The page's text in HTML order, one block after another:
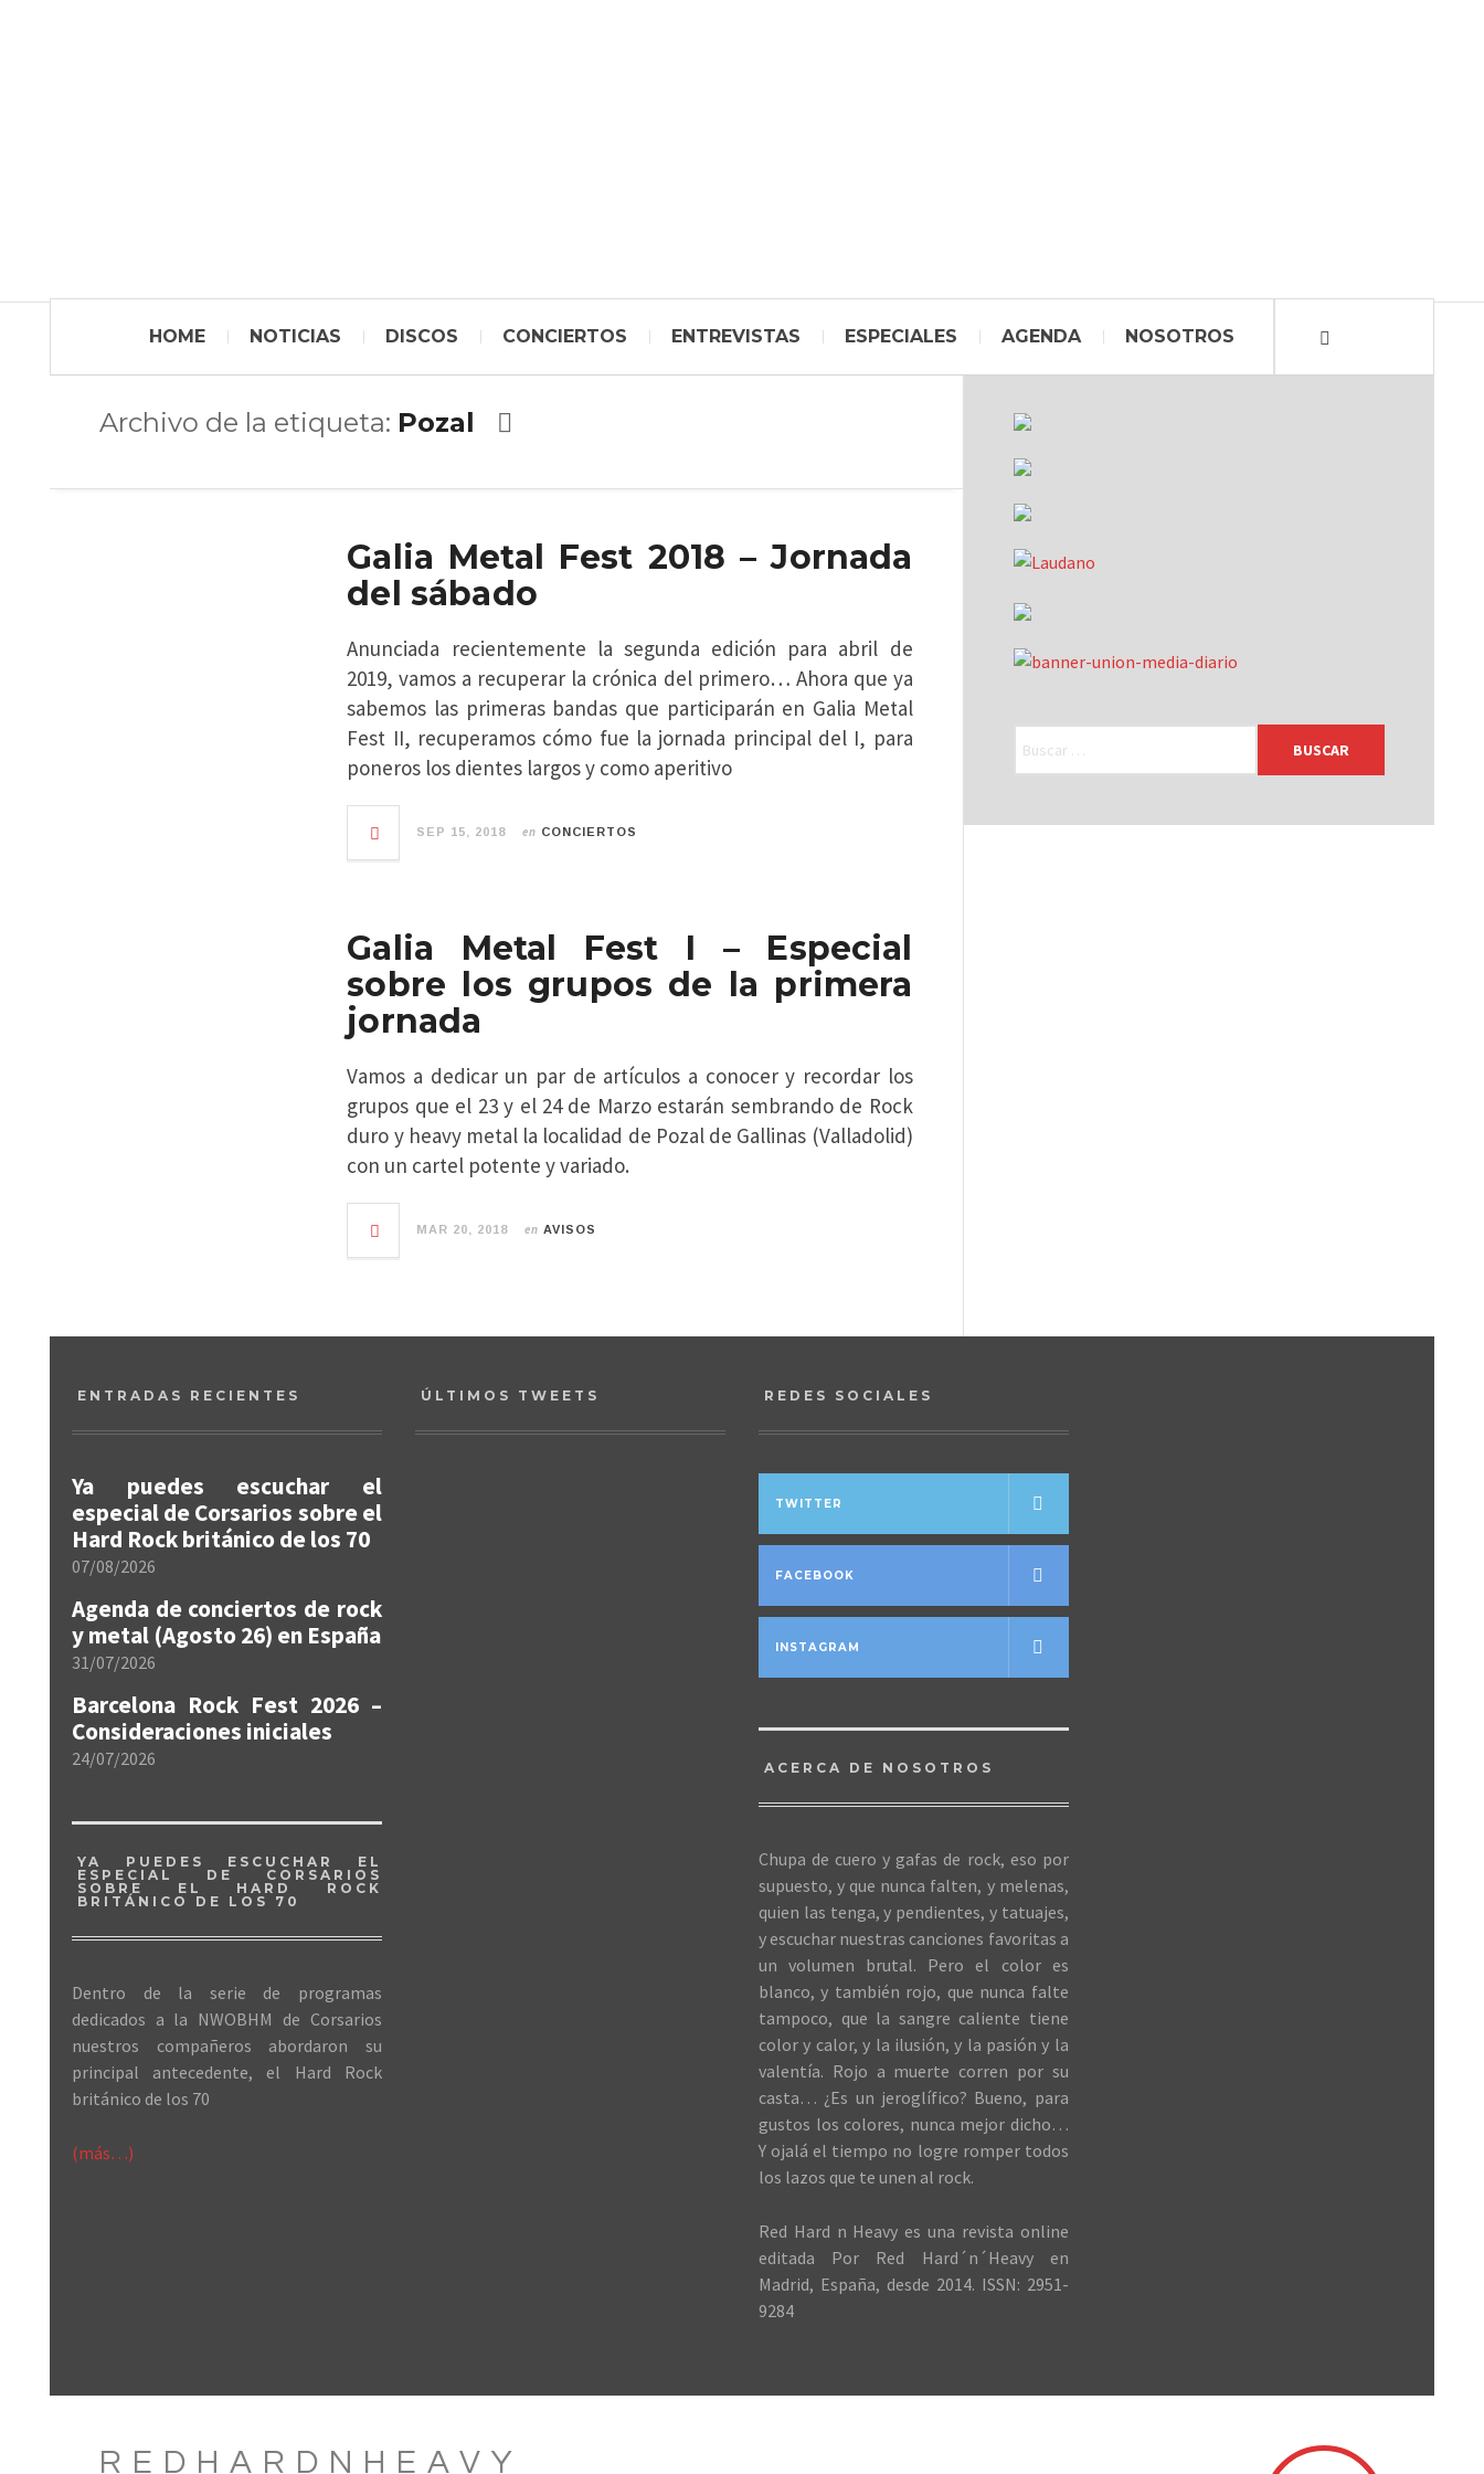
HOME NOTICIAS DISCOS CONCIERTOS ENTREVISTAS ESPECIALES AGENDA NOSOTROS
Archivo de la etiqueta: Pozal
Galia Metal Fest 2018 – Jornada
del sábado
Anunciada recientemente la segunda edición para abril de
2019, vamos a recuperar la crónica del primero… Ahora que ya
sabemos las primeras bandas que participarán en Galia Metal
Fest II, recuperamos cómo fue la jornada principal del I, para
poneros los dientes largos y como aperitivo
SEP 15, 2018 en CONCIERTOS
Galia Metal Fest I – Especial
sobre los grupos de la primera
jornada
Vamos a dedicar un par de artículos a conocer y recordar los
grupos que el 23 y el 24 de Marzo estarán sembrando de Rock
duro y heavy metal la localidad de Pozal de Gallinas (Valladolid)
con un cartel potente y variado.
MAR 20, 2018 en AVISOS
ENTRADAS RECIENTES
Ya puedes escuchar el
especial de Corsarios sobre el
Hard Rock británico de los 70
07/08/2026
Agenda de conciertos de rock
y metal (Agosto 26) en España
31/07/2026
Barcelona Rock Fest 2026 –
Consideraciones iniciales
24/07/2026
YA PUEDES ESCUCHAR EL
ESPECIAL DE CORSARIOS
SOBRE EL HARD ROCK
BRITÁNICO DE LOS 70
Dentro de la serie de programas
dedicados a la NWOBHM de Corsarios
nuestros compañeros abordaron su
principal antecedente, el Hard Rock
británico de los 70
(más…)
ÚLTIMOS TWEETS REDES SOCIALES
TWITTER
FACEBOOK
INSTAGRAM
ACERCA DE NOSOTROS
Chupa de cuero y gafas de rock, eso por
supuesto, y que nunca falten, y melenas,
quien las tenga, y pendientes, y tatuajes,
y escuchar nuestras canciones favoritas a
un volumen brutal. Pero el color es
blanco, y también rojo, que nunca falte
tampoco, que la sangre caliente tiene
color y calor, y la ilusión, y la pasión y la
valentía. Rojo a muerte corren por su
casta… ¿Es un jeroglífico? Bueno, para
gustos los colores, nunca mejor dicho…
Y ojalá el tiempo no logre romper todos
los lazos que te unen al rock.
Red Hard n Heavy es una revista online
editada Por Red Hard´n´Heavy en
Madrid, España, desde 2014. ISSN: 2951-
9284
REDHARDNHEAVY